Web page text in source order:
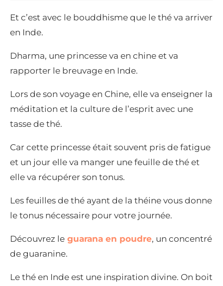
Et c’est avec le bouddhisme que le thé va arriver
en Inde.
Dharma, une princesse va en chine et va
rapporter le breuvage en Inde.
Lors de son voyage en Chine, elle va enseigner la
méditation et la culture de l’esprit avec une
tasse de thé.
Car cette princesse était souvent pris de fatigue
et un jour elle va manger une feuille de thé et
elle va récupérer son tonus.
Les feuilles de thé ayant de la théine vous donne
le tonus nécessaire pour votre journée.
Découvrez le guarana en poudre, un concentré
de guaranine.
Le thé en Inde est une inspiration divine. On boit